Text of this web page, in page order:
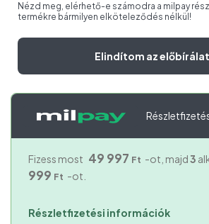
Nézd meg, elérhető-e számodra a milpay
termékre bármilyen elköteleződés nélkül!
Elindítom az
Fizess most 49 997 Ft -ot, majd3
999 Ft -ot.
Részletfizetési információk